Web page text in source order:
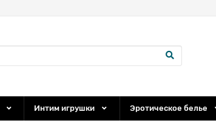
Интим игрушки Эротическое белье